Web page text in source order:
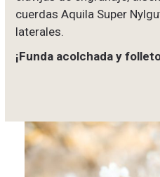
cuerdas Aquila Super
laterales.
¡Funda acolchada y